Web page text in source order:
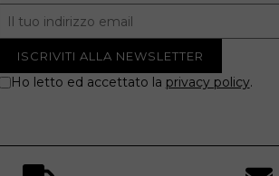
Ho letto ed accettato la privacy policy.